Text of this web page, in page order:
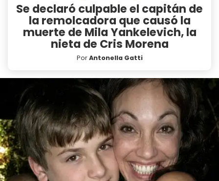
Se declaró culpable el capitán de
la remolcadora que causó la
muerte de Mila Yankelevich, la
nieta de Cris Morena
PorAntonella Gatti